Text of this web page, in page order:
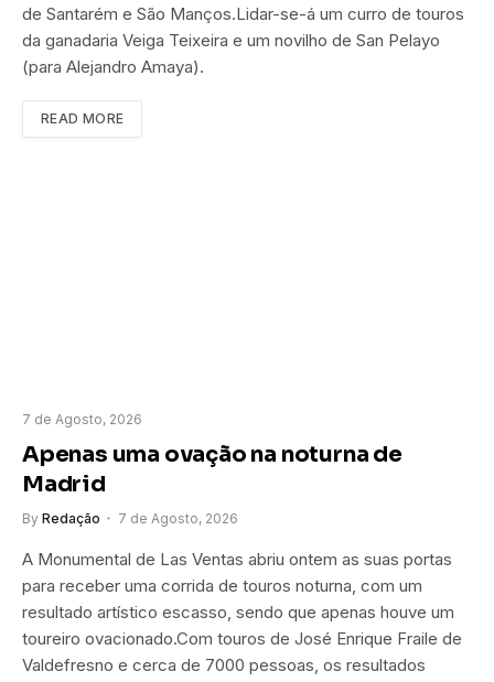
de Santarém e São Manços.Lidar-se-á um curro de touros
da ganadaria Veiga Teixeira e um novilho de San Pelayo
(para Alejandro Amaya).
READ MORE
7 de Agosto, 2026
Apenas uma ovação na noturna de
Madrid
By Redação 7 de Agosto, 2026
A Monumental de Las Ventas abriu ontem as suas portas
para receber uma corrida de touros noturna, com um
resultado artístico escasso, sendo que apenas houve um
toureiro ovacionado.Com touros de José Enrique Fraile de
Valdefresno e cerca de 7000 pessoas, os resultados